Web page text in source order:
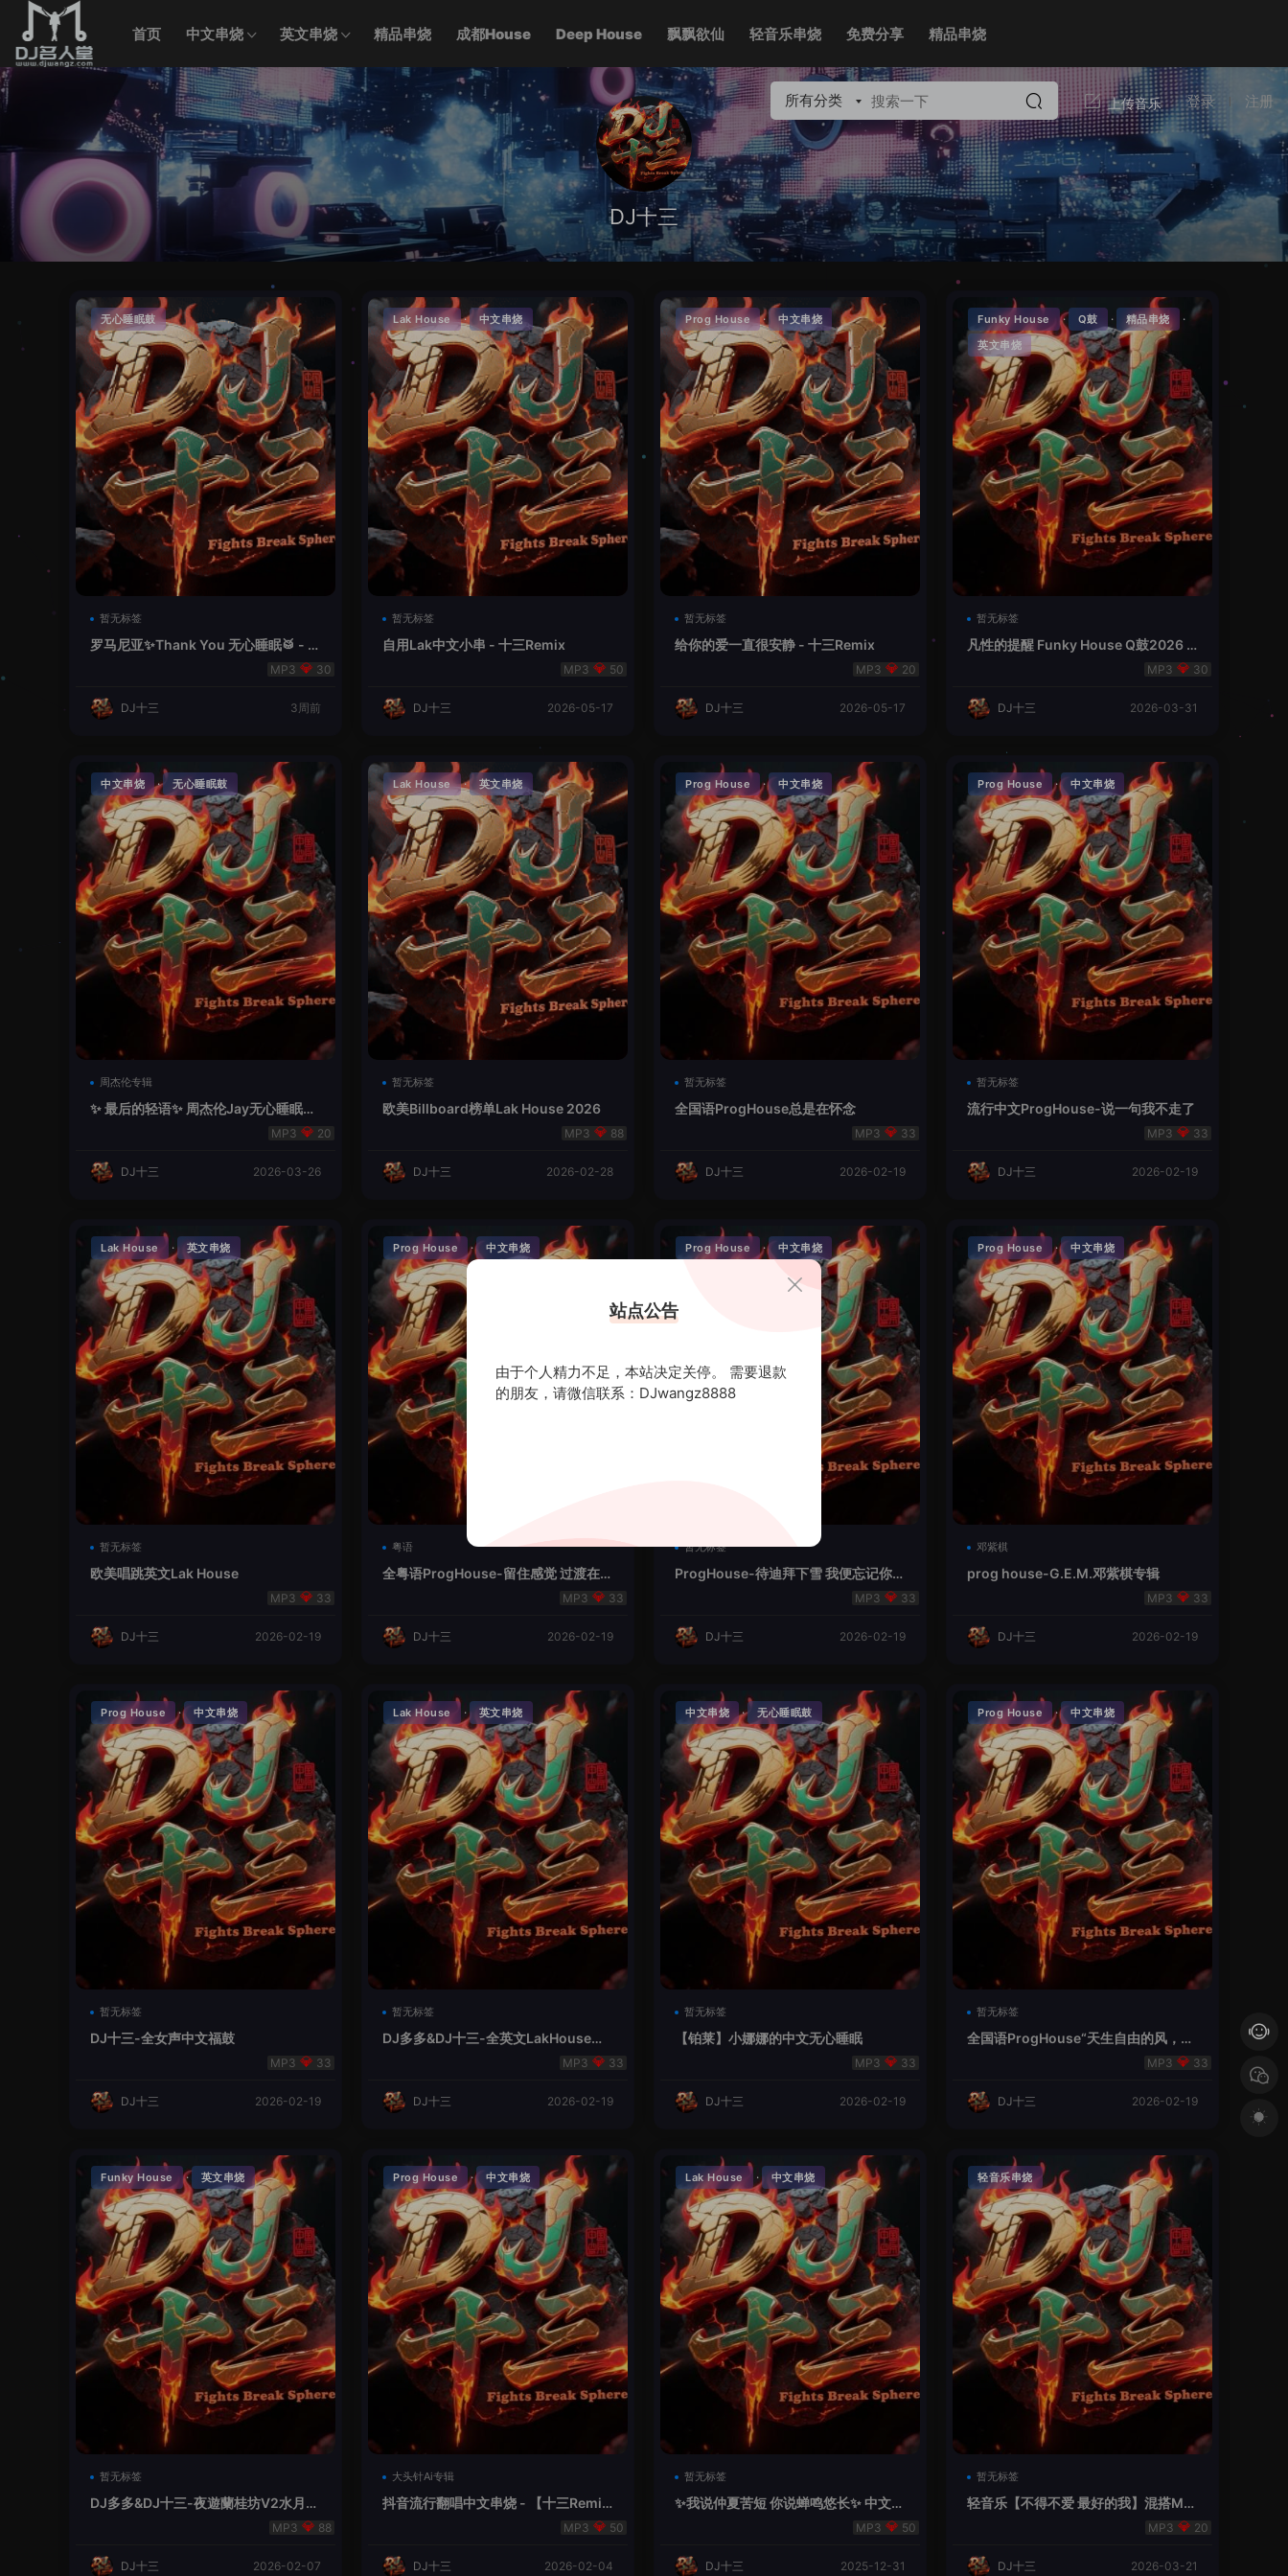
首页 中文串烧 英文串烧 精品串烧 成都House Deep House 飘飘欲仙 轻音乐串烧 免费分享 精品串烧
所有分类 登录 注册
DJ十三
无心睡眠鼓
暂无标签
罗马尼亚✨Thank You 无心睡眠🥁 - 十
30
DJ十三 3周前
Lak House · 中文串烧
暂无标签
自用Lak中文小串 - 十三Remix
50
DJ十三 2026-05-17
Prog House · 中文串烧
暂无标签
给你的爱一直很安静 - 十三Remix
20
DJ十三 2026-05-17
Funky House · Q鼓 · 精品串烧 ·
英文串烧
暂无标签
凡性的提醒 Funky House Q鼓2026 -
30
DJ十三 2026-03-31
中文串烧 · 无心睡眠鼓
周杰伦专辑
✨ 最后的轻语✨ 周杰伦Jay无心睡眠鼓
20
DJ十三 2026-03-26
Lak House · 英文串烧
暂无标签
欧美Billboard榜单Lak House 2026
88
DJ十三 2026-02-28
Prog House · 中文串烧
暂无标签
全国语ProgHouse总是在怀念
33
DJ十三 2026-02-19
Prog House · 中文串烧
暂无标签
流行中文ProgHouse-说一句我不走了
33
DJ十三 2026-02-19
Lak House · 英文串烧
暂无标签
欧美唱跳英文Lak House
33
DJ十三 2026-02-19
Prog House · 中文串烧
粤语
全粤语ProgHouse-留住感觉 过渡在人
33
DJ十三 2026-02-19
Prog House · 中文串烧
暂无标签
ProgHouse-待迪拜下雪 我便忘记你.V
33
DJ十三 2026-02-19
Prog House · 中文串烧
邓紫棋
prog house-G.E.M.邓紫棋专辑
33
DJ十三 2026-02-19
Prog House · 中文串烧
暂无标签
DJ十三-全女声中文福鼓
33
DJ十三 2026-02-19
Lak House · 英文串烧
暂无标签
DJ多多&DJ十三-全英文LakHouse夜
33
DJ十三 2026-02-19
中文串烧 · 无心睡眠鼓
暂无标签
【铂莱】小娜娜的中文无心睡眠
33
DJ十三 2026-02-19
Prog House · 中文串烧
暂无标签
全国语ProgHouse“天生自由的风，不
33
DJ十三 2026-02-19
Funky House · 英文串烧
暂无标签
DJ多多&DJ十三-夜遊蘭桂坊V2水月镜
88
DJ十三 2026-02-07
Prog House · 中文串烧
大头针Ai专辑
抖音流行翻唱中文串烧 - 【十三Remi
50
DJ十三 2026-02-04
Lak House · 中文串烧
暂无标签
✨我说仲夏苦短 你说蝉鸣悠长✨ 中文L
50
DJ十三 2025-12-31
轻音乐串烧
暂无标签
轻音乐【不得不爱 最好的我】混搭Ma
20
DJ十三 2026-03-21
站点公告
由于个人精力不足，本站决定关停。 需要退款
的朋友，请微信联系：DJwangz8888